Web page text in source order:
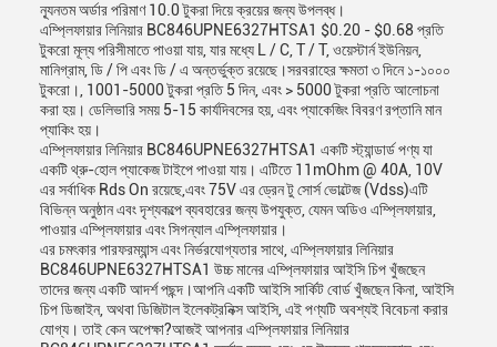
ন্যূনতম অর্ডার পরিমাণ 10.0 টুকরা দিয়ে ক্রয়ের জন্য উপলব্ধ।
এম্প্লিফায়ার লিনিয়ার BC846UPNE6327HTSA1 $0.20 - $0.68 প্রতি
টুকরো মূল্য পরিসীমাতে পাওয়া যায়, যার মধ্যে L / C, T / T, ওয়েস্টার্ন ইউনিয়ন,
মানিগ্রাম, ডি / পি এবং ডি / এ অন্তর্ভুক্ত রয়েছে।সরবরাহের ক্ষমতা ৩ দিনে ১-১০০০
টুকরো।, 1001-5000 টুকরা প্রতি 5 দিন, এবং > 5000 টুকরা প্রতি আলোচনা
করা হয়। ডেলিভারি সময় 5-15 কার্যদিবসের হয়, এবং প্যাকেজিং বিবরণ রপ্তানি মান
প্যাকিং হয়।
এম্প্লিফায়ার লিনিয়ার BC846UPNE6327HTSA1 একটি স্ট্যান্ডার্ড পণ্য যা
একটি থ্রু-হোল প্যাকেজ টাইপে পাওয়া যায়। এটিতে 11mOhm @ 40A, 10V
এর সর্বাধিক Rds On রয়েছে,এবং 75V এর ড্রেন টু সোর্স ভোল্টেজ (Vdss)এটি
বিভিন্ন অনুষ্ঠান এবং দৃশ্যকল্পে ব্যবহারের জন্য উপযুক্ত, যেমন অডিও এম্প্লিফায়ার,
পাওয়ার এম্প্লিফায়ার এবং সিগন্যাল এম্প্লিফায়ার।
এর চমৎকার পারফরম্যান্স এবং নির্ভরযোগ্যতার সাথে, এম্প্লিফায়ার লিনিয়ার
BC846UPNE6327HTSA1 উচ্চ মানের এম্প্লিফায়ার আইসি চিপ খুঁজছেন
তাদের জন্য একটি আদর্শ পছন্দ।আপনি একটি আইসি সার্কিট বোর্ড খুঁজছেন কিনা, আইসি
চিপ ডিজাইন, অথবা ডিজিটাল ইলেকট্রনিক্স আইসি, এই পণ্যটি অবশ্যই বিবেচনা করার
যোগ্য। তাই কেন অপেক্ষা?আজই আপনার এম্প্লিফায়ার লিনিয়ার